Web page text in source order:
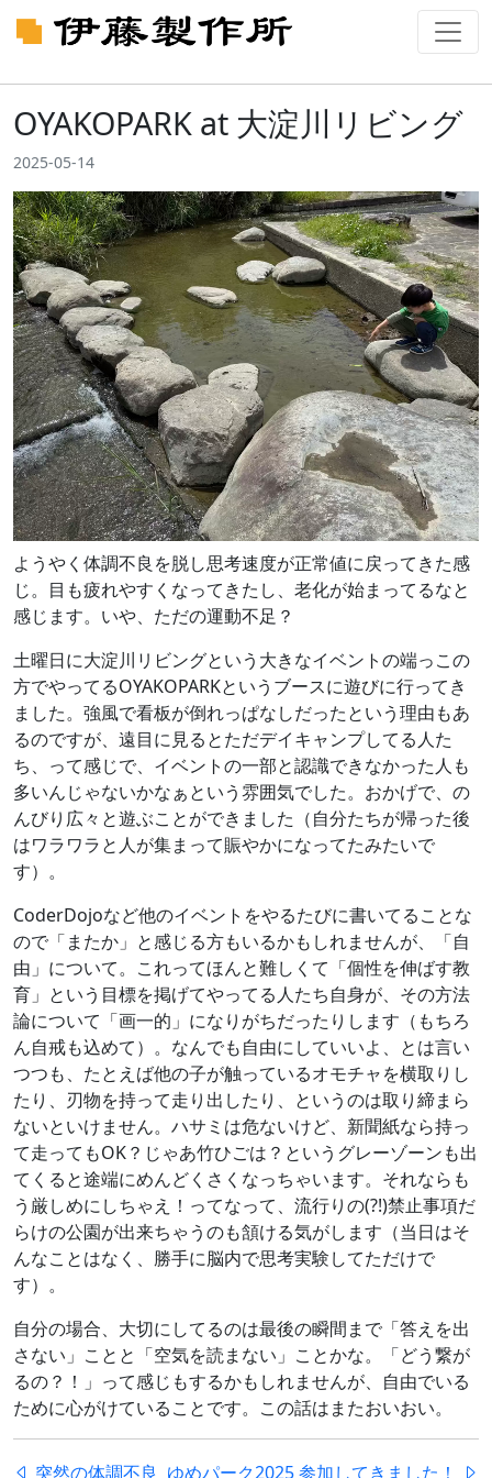
OYAKOPARK at 大淀川リビング
2025-05-14
ようやく体調不良を脱し思考速度が正常値に戻ってきた感
じ。目も疲れやすくなってきたし、老化が始まってるなと
感じます。いや、ただの運動不足？
土曜日に大淀川リビングという大きなイベントの端っこの
方でやってるOYAKOPARKというブースに遊びに行ってき
ました。強風で看板が倒れっぱなしだったという理由もあ
るのですが、遠目に見るとただデイキャンプしてる人た
ち、って感じで、イベントの一部と認識できなかった人も
多いんじゃないかなぁという雰囲気でした。おかげで、の
んびり広々と遊ぶことができました（自分たちが帰った後
はワラワラと人が集まって賑やかになってたみたいで
す）。
CoderDojoなど他のイベントをやるたびに書いてることな
ので「またか」と感じる方もいるかもしれませんが、「自
由」について。これってほんと難しくて「個性を伸ばす教
育」という目標を掲げてやってる人たち自身が、その方法
論について「画一的」になりがちだったりします（もちろ
ん自戒も込めて）。なんでも自由にしていいよ、とは言い
つつも、たとえば他の子が触っているオモチャを横取りし
たり、刃物を持って走り出したり、というのは取り締まら
ないといけません。ハサミは危ないけど、新聞紙なら持っ
て走ってもOK？じゃあ竹ひごは？というグレーゾーンも出
てくると途端にめんどくさくなっちゃいます。それならも
う厳しめにしちゃえ！ってなって、流行りの(?!)禁止事項だ
らけの公園が出来ちゃうのも頷ける気がします（当日はそ
んなことはなく、勝手に脳内で思考実験してただけで
す）。
自分の場合、大切にしてるのは最後の瞬間まで「答えを出
さない」ことと「空気を読まない」ことかな。「どう繋が
るの？！」って感じもするかもしれませんが、自由でいる
ために心がけていることです。この話はまたおいおい。
突然の体調不良 ゆめパーク2025 参加してきました！